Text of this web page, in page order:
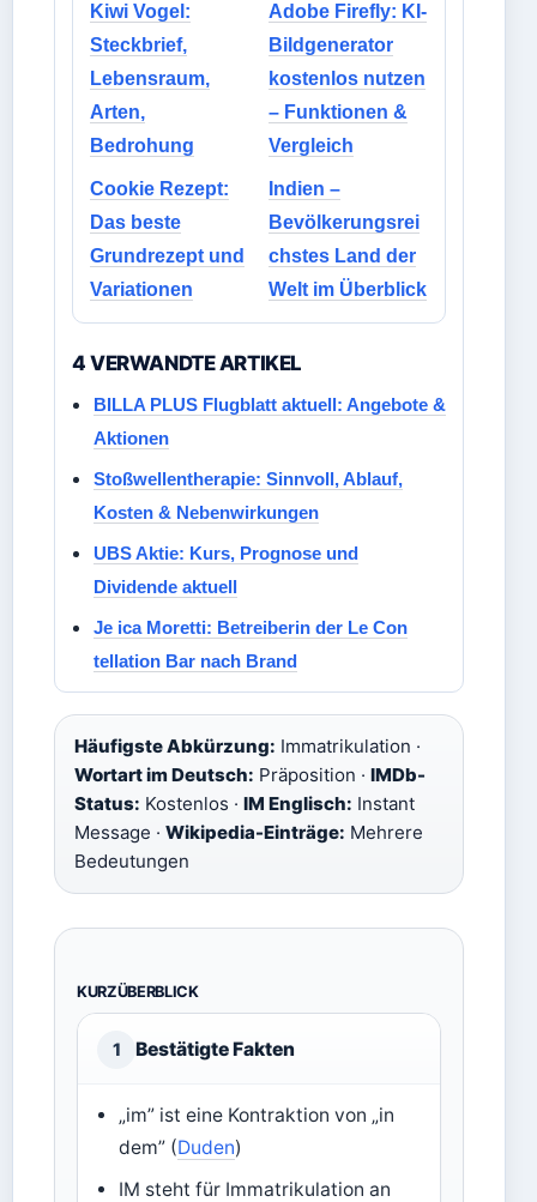
Kiwi Vogel:
Steckbrief,
Lebensraum,
Arten,
Bedrohung
Adobe Firefly: KI-
Bildgenerator
kostenlos nutzen
– Funktionen &
Vergleich
Cookie Rezept:
Das beste
Grundrezept und
Variationen
Indien –
Bevölkerungsrei
chstes Land der
Welt im Überblick
4 VERWANDTE ARTIKEL
BILLA PLUS Flugblatt aktuell: Angebote &
Aktionen
Stoßwellentherapie: Sinnvoll, Ablauf,
Kosten & Nebenwirkungen
UBS Aktie: Kurs, Prognose und
Dividende aktuell
Je ica Moretti: Betreiberin der Le Con
tellation Bar nach Brand
Häufigste Abkürzung: Immatrikulation ·
Wortart im Deutsch: Präposition · IMDb-
Status: Kostenlos · IM Englisch: Instant
Message · Wikipedia-Einträge: Mehrere
Bedeutungen
KURZÜBERBLICK
1 Bestätigte Fakten
„im” ist eine Kontraktion von „in
dem” (Duden)
IM steht für Immatrikulation an